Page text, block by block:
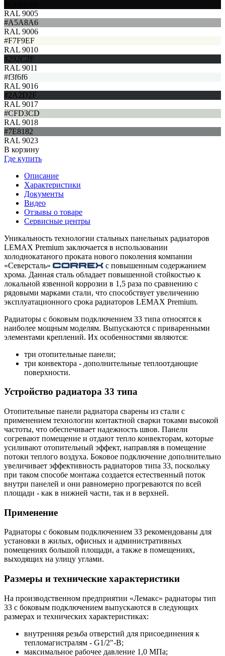
RAL 9005
#A5A8A6
RAL 9006
#F7F9EF
RAL 9010
#292C2F
RAL 9011
#f3f6f6
RAL 9016
#2A2D2F
RAL 9017
#CFD3CD
RAL 9018
#7E8182
RAL 9023
В корзину
Где купить
Описание
Характеристики
Документы
Видео
Отзывы о товаре
Сервисные центры
Уникальность технологии стальных панельных радиаторов
LEMAX Premium заключается в использовании
холоднокатаного проката нового поколения компании
«Северсталь»
с повышенным содержанием
хрома. Данная сталь обладает повышенной стойкостью к
локальной язвенной коррозии в 1,5 раза по сравнению с
рядовыми марками стали, что способствует увеличению
эксплуатационного срока радиаторов LEMAX Premium.
Радиаторы с боковым подключением 33 типа относятся к
наиболее мощным моделям. Выпускаются с приваренными
элементами креплений. Их особенностями являются:
три отопительные панели;
три конвектора - дополнительные теплоотдающие
поверхности.
Устройство радиатора 33 типа
Отопительные панели радиатора сварены из стали с
применением технологии контактной сварки токами высокой
частоты, что обеспечивает надежность швов. Панели
согревают помещение и отдают тепло конвекторам, которые
усиливают отопительный эффект, направляя в помещение
потоки теплого воздуха. Боковое подключение дополнительно
увеличивает эффективность радиаторов типа 33, поскольку
при таком способе монтажа создается естественный поток
внутри панелей и они равномерно прогреваются по всей
площади - как в нижней части, так и в верхней.
Применение
Радиаторы с боковым подключением 33 рекомендованы для
установки в жилых, офисных и административных
помещениях большой площади, а также в помещениях,
выходящих на улицу углами.
Размеры и технические характеристики
На производственном предприятии «Лемакс» радиаторы тип
33 с боковым подключением выпускаются в следующих
размерах и технических характеристиках:
внутренняя резьба отверстий для присоединения к
тепломагистралям - G1/2"-B;
максимальное рабочее давление 1,0 МПа;